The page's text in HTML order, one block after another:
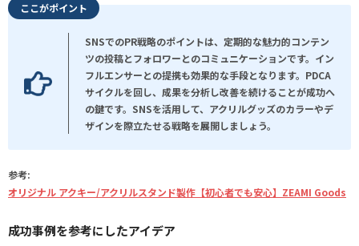
ここがポイント
SNSでのPR戦略のポイントは、定期的な魅力的コンテン
ツの投稿とフォロワーとのコミュニケーションです。イン
フルエンサーとの提携も効果的な手段となります。PDCA
サイクルを回し、成果を分析し改善を続けることが成功へ
の鍵です。SNSを活用して、アクリルグッズのカラーやデ
ザインを際立たせる戦略を展開しましょう。
参考:
オリジナル アクキー/アクリルスタンド製作【初心者でも安心】ZEAMI Goods
成功事例を参考にしたアイデア